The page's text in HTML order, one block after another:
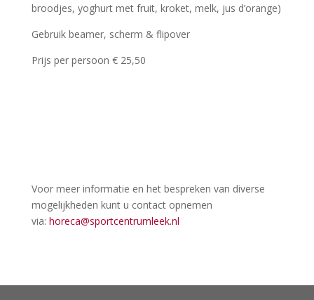
broodjes, yoghurt met fruit, kroket, melk, jus d’orange)
Gebruik beamer, scherm & flipover
Prijs per persoon € 25,50
Voor meer informatie en het bespreken van diverse
mogelijkheden kunt u contact opnemen
via: horeca@sportcentrumleek.nl